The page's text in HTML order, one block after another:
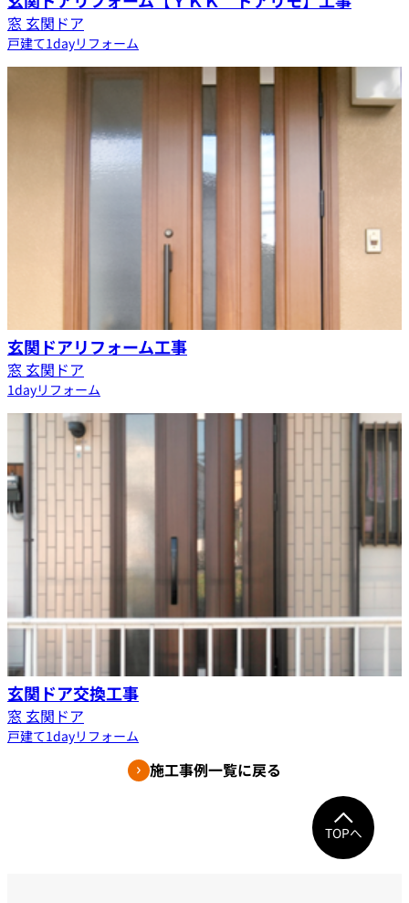
窓 玄関ドア
戸建て1dayリフォーム
玄関ドアリフォーム工事
窓 玄関ドア
1dayリフォーム
玄関ドア交換工事
窓 玄関ドア
戸建て1dayリフォーム
施工事例一覧に戻る
TOPへ